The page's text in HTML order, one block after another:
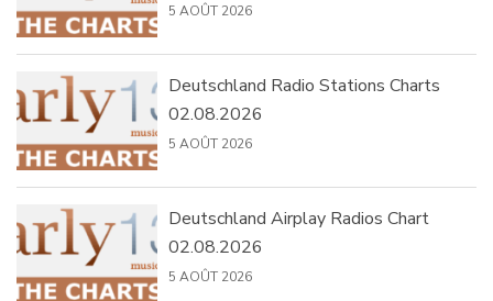
5 AOÛT 2026
Deutschland Radio Stations Charts
02.08.2026
5 AOÛT 2026
Deutschland Airplay Radios Chart
02.08.2026
5 AOÛT 2026